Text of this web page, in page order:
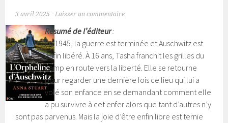
3 avril 2025 Laisser un commentaire
Résumé de l’éditeur:
En 1945, la guerre est terminée et Auschwitz est
enfin libéré. À 16 ans, Tasha franchit les grilles du
camp en route vers la liberté. Elle se retourne
pour regarder une dernière fois ce lieu qui lui a
volé son enfance en se demandant comment elle
a pu survivre à cet enfer alors que tant d’autres n’y
sont pas parvenus. Mais la joie d’être enfin libre est ternie